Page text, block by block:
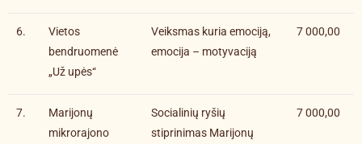
6.
Vietos
bendruomenė
„Už upės“
Veiksmas kuria emociją,
emocija – motyvaciją
7 000,00
7.
Marijonų
mikrorajono
Socialinių ryšių
stiprinimas Marijonų
7 000,00